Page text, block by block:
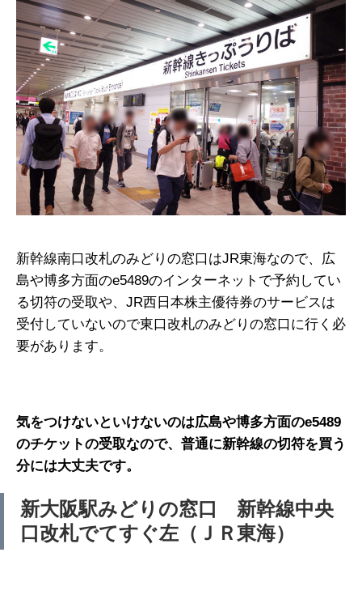
新幹線南口改札のみどりの窓口はJR東海なので、広
島や博多方面のe5489のインターネットで予約してい
る切符の受取や、JR西日本株主優待券のサービスは
受付していないので東口改札のみどりの窓口に行く必
要があります。
気をつけないといけないのは広島や博多方面のe5489
のチケットの受取なので、普通に新幹線の切符を買う
分には大丈夫です。
新大阪駅みどりの窓口 新幹線中央
口改札でてすぐ左（ＪＲ東海）